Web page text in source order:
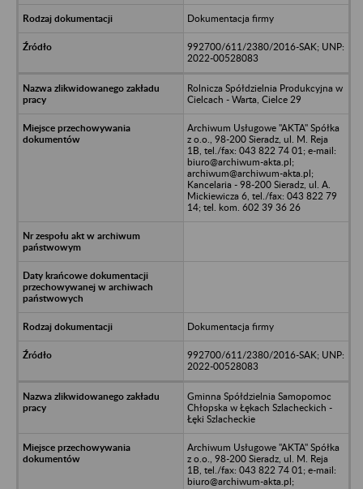
Dokumentacja firmy
992700/611/2380/2016-SAK; UNP:
2022-00528083
Rolnicza Spółdzielnia Produkcyjna w
Cielcach - Warta, Cielce 29
Archiwum Usługowe "AKTA" Spółka
z o.o., 98-200 Sieradz, ul. M. Reja
1B, tel./fax: 043 822 74 01; e-mail:
biuro@archiwum-akta.pl;
archiwum@archiwum-akta.pl;
Kancelaria - 98-200 Sieradz, ul. A.
Mickiewicza 6, tel./fax: 043 822 79
14; tel. kom. 602 39 36 26
Dokumentacja firmy
992700/611/2380/2016-SAK; UNP:
2022-00528083
Gminna Spółdzielnia Samopomoc
Chłopska w Łękach Szlacheckich -
Łęki Szlacheckie
Archiwum Usługowe "AKTA" Spółka
z o.o., 98-200 Sieradz, ul. M. Reja
1B, tel./fax: 043 822 74 01; e-mail:
biuro@archiwum-akta.pl;